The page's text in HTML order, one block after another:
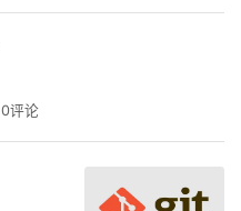
0评论